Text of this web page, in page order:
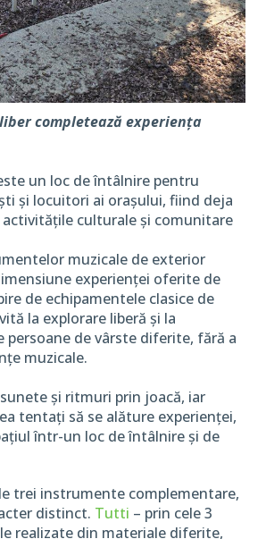
completează experiența
un loc de întâlnire pentru
și locuitori ai orașului, fiind deja
culturale și comunitare
muzicale de exterior
experienței oferite de
de echipamentele clasice de
la explorare liberă și la
de vârste diferite, fără a
muzicale.
și ritmuri prin joacă, iar
tentați să se alăture experienței,
într-un loc de întâlnire și de
trei instrumente complementare,
distinct. Tutti – prin cele 3
realizate din materiale diferite,